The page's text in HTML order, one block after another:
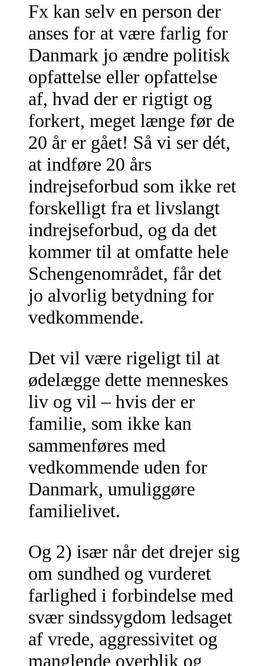
Fx kan selv en person der
anses for at være farlig for
Danmark jo ændre politisk
opfattelse eller opfattelse
af, hvad der er rigtigt og
forkert, meget længe før de
20 år er gået! Så vi ser dét,
at indføre 20 års
indrejseforbud som ikke ret
forskelligt fra et livslangt
indrejseforbud, og da det
kommer til at omfatte hele
Schengenområdet, får det
jo alvorlig betydning for
vedkommende.
Det vil være rigeligt til at
ødelægge dette menneskes
liv og vil – hvis der er
familie, som ikke kan
sammenføres med
vedkommende uden for
Danmark, umuliggøre
familielivet.
Og 2) især når det drejer sig
om sundhed og vurderet
farlighed i forbindelse med
svær sindssygdom ledsaget
af vrede, aggressivitet og
manglende overblik og